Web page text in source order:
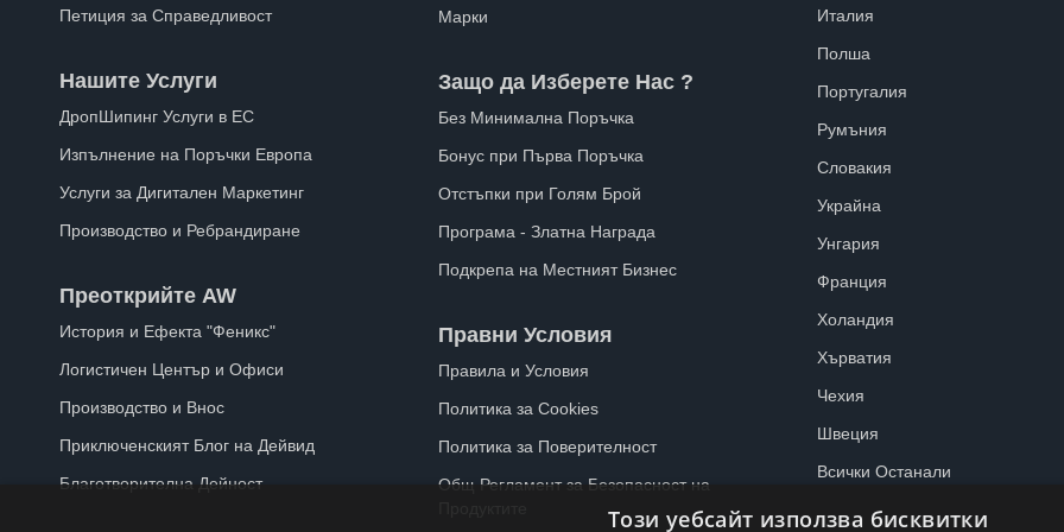
Петиция за Справедливост
Нашите Услуги
ДропШипинг Услуги в ЕС
Изпълнение на Поръчки Европа
Услуги за Дигитален Маркетинг
Производство и Ребрандиране
Преоткрийте AW
История и Ефекта "Феникс"
Логистичен Център и Офиси
Производство и Внос
Приключенският Блог на Дейвид
Благотворителна Дейност
Марки
Защо да Изберете Нас ?
Без Минимална Поръчка
Бонус при Първа Поръчка
Отстъпки при Голям Брой
Програма - Златна Награда
Подкрепа на Местният Бизнес
Правни Условия
Правила и Условия
Политика за Cookies
Политика за Поверителност
Общ Регламент за Безопасност на
Италия
Полша
Португалия
Румъния
Словакия
Украйна
Унгария
Франция
Холандия
Хърватия
Чехия
Швеция
Всички Останали
Този уебсайт използва бисквитки